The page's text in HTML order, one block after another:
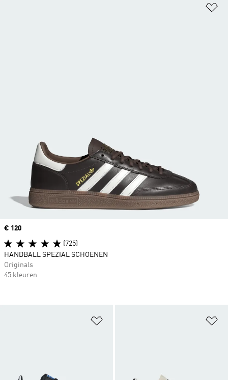
Price
€ 120
(725)
HANDBALL SPEZIAL SCHOENEN
Originals
45 kleuren